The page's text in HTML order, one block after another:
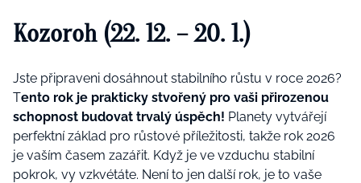
Kozoroh (22. 12. – 20. 1.)
Jste připraveni dosáhnout stabilního růstu v roce 2026?
Tento rok je prakticky stvořený pro vaši přirozenou
schopnost budovat trvalý úspěch! Planety vytvářejí
perfektní základ pro růstové příležitosti, takže rok 2026
je vaším časem zazářit. Když je ve vzduchu stabilní
pokrok, vy vzkvétáte. Není to jen další rok, je to vaše